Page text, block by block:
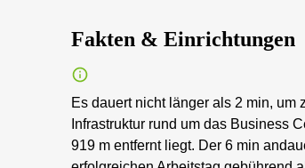
Fakten & Einrichtungen
Es dauert nicht länger als 2 min,
Infrastruktur rund um das Business
919 m entfernt liegt. Der 6 min